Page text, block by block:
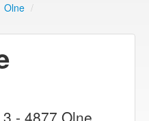
Olne /
- 4877 Olne